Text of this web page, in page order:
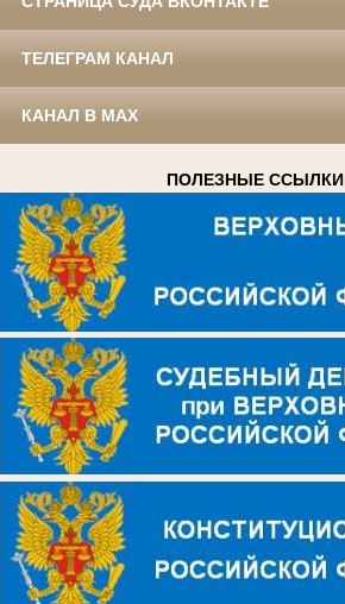
ТЕЛЕГРАМ КАНАЛ
КАНАЛ В MAX
ПОЛЕЗНЫЕ ССЫЛКИ